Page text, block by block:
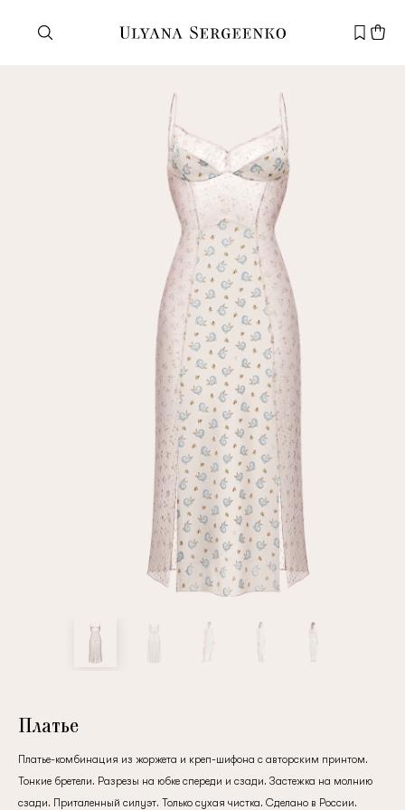
Нужна помощь?
Служба поддержки
+7 495 105 70 25
support@ulyanasergeenko.com
Пн—Пт 11—19
Новый
клиент
Электронная почта
Подписаться на обновления
условиями
политики конфиденциальности
Зарегистрированный
Платье
Платье-комбинация из жоржета и креп-шифона с авторским принтом.
Тонкие бретели. Разрезы на юбке спереди и сзади. Застежка на молнию
сзади. Приталенный силуэт. Только сухая чистка. Сделано в России.